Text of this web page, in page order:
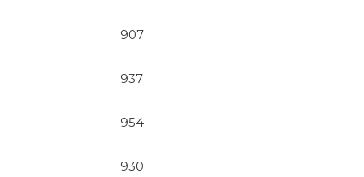
907
937
954
930